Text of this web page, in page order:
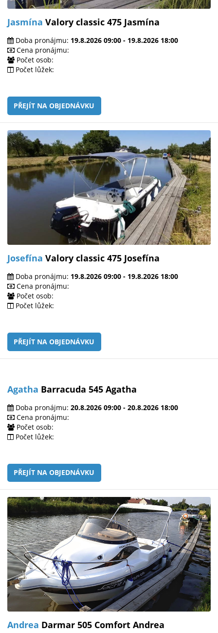
Jasmína Valory classic 475 Jasmína
Doba pronájmu: 19.8.2026 09:00 - 19.8.2026 18:00
Cena pronájmu:
Počet osob:
Počet lůžek:
PŘEJÍT NA OBJEDNÁVKU
Josefína Valory classic 475 Josefína
Doba pronájmu: 19.8.2026 09:00 - 19.8.2026 18:00
Cena pronájmu:
Počet osob:
Počet lůžek:
PŘEJÍT NA OBJEDNÁVKU
Agatha Barracuda 545 Agatha
Doba pronájmu: 20.8.2026 09:00 - 20.8.2026 18:00
Cena pronájmu:
Počet osob:
Počet lůžek:
PŘEJÍT NA OBJEDNÁVKU
Andrea Darmar 505 Comfort Andrea